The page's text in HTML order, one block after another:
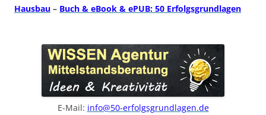
Hausbau – Buch & eBook & ePUB: 50 Erfolgsgrundlagen
E-Mail: info@50-erfolgsgrundlagen.de